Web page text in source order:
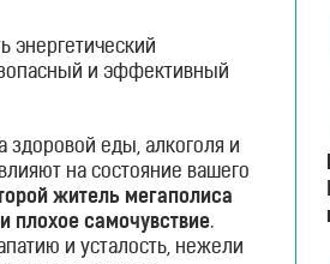
энергетический
и эффективный
здоровой еды, алкоголя и
на состояние вашего
житель мегаполиса
плохое самочувствие.
и усталость, нежели